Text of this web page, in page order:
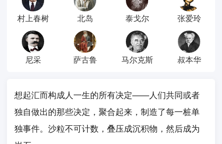
村上春树 北岛 泰戈尔 张爱玲
尼采 萨古鲁 马尔克斯 叔本华
想起汇而构成人一生的所有决定——人们共同或者
独自做出的那些决定，聚合起来，制造了每一桩单
独事件。沙粒不可计数，叠压成沉积物，然后成为